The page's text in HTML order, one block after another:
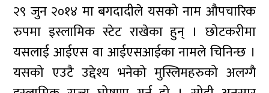
२९ जुन २०१४ मा बगदादीले यसको नाम औपचारिक
रुपमा इस्लामिक स्टेट राखेका हुन् । छोटकरीमा
यसलाई आईएस वा आईएसआईका नामले चिनिन्छ ।
यसको एउटै उद्देश्य भनेको मुस्लिमहरुको अलग्गै